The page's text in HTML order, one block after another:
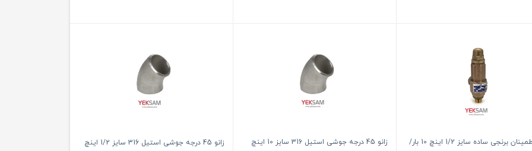
شیر اطمینان برنجی ساده سایز 1/2 اینچ 10 بار/
زانو 45 درجه جوشی استیل 316 سایز 10 اینچ
زانو 45 درجه جوشی استیل 316 سایز 1/2 اینچ